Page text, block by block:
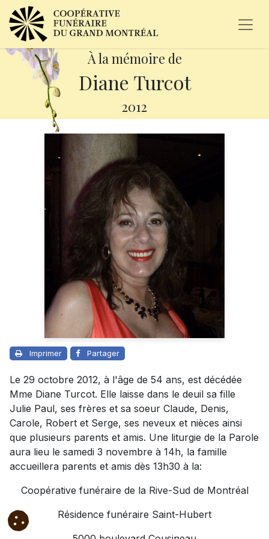
À la mémoire de
Diane Turcot
2012
Imprimer Partager
Le 29 octobre 2012, à l'âge de 54 ans, est décédée
Mme Diane Turcot. Elle laisse dans le deuil sa fille
Julie Paul, ses frères et sa soeur Claude, Denis,
Carole, Robert et Serge, ses neveux et nièces ainsi
que plusieurs parents et amis. Une liturgie de la Parole
aura lieu le samedi 3 novembre à 14h, la famille
accueillera parents et amis dès 13h30 à la:
Coopérative funéraire de la Rive-Sud de Montréal
Résidence funéraire Saint-Hubert